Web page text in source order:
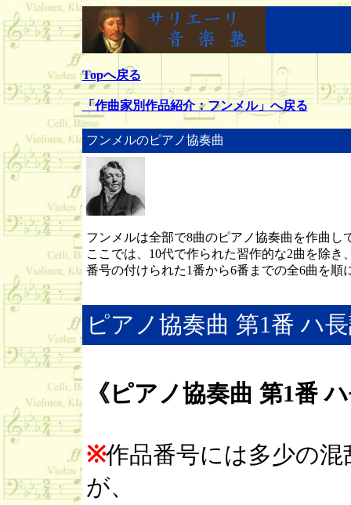
Topへ戻る
「作曲家別作品紹介：フンメル」へ戻る
フンメルのピアノ協奏曲
フンメルは全部で8曲のピアノ協奏曲を作曲し
ここでは、10代で作られた習作的な2曲を除き
番号の付けられた1番から6番までの全6曲を順
ピアノ協奏曲 第1番 ハ長
《ピアノ協奏曲 第1番
※作品番号には多少の
が、